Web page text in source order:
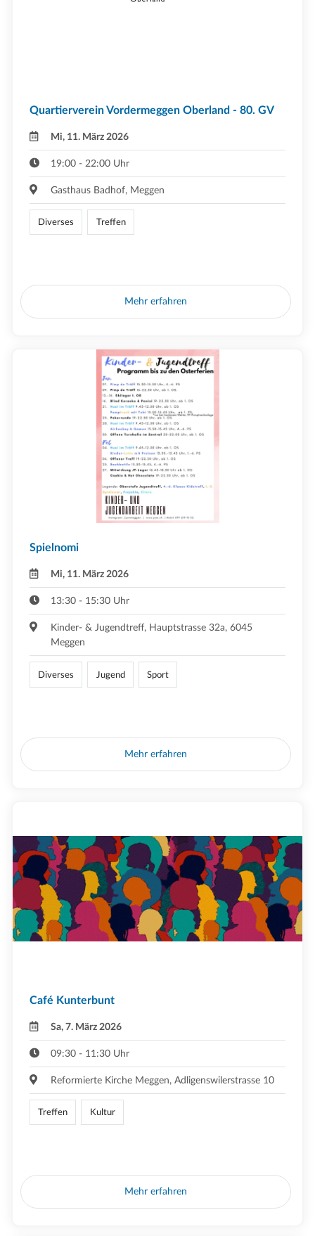
Quartierverein Vordermeggen Oberland - 80. GV
Mi, 11. März 2026
19:00 - 22:00 Uhr
Gasthaus Badhof, Meggen
Diverses Treffen
Mehr erfahren
Spielnomi
Mi, 11. März 2026
13:30 - 15:30 Uhr
Kinder- & Jugendtreff, Hauptstrasse 32a, 6045
Meggen
Diverses Jugend Sport
Mehr erfahren
Café Kunterbunt
Sa, 7. März 2026
09:30 - 11:30 Uhr
Reformierte Kirche Meggen, Adligenswilerstrasse 10
Treffen Kultur
Mehr erfahren